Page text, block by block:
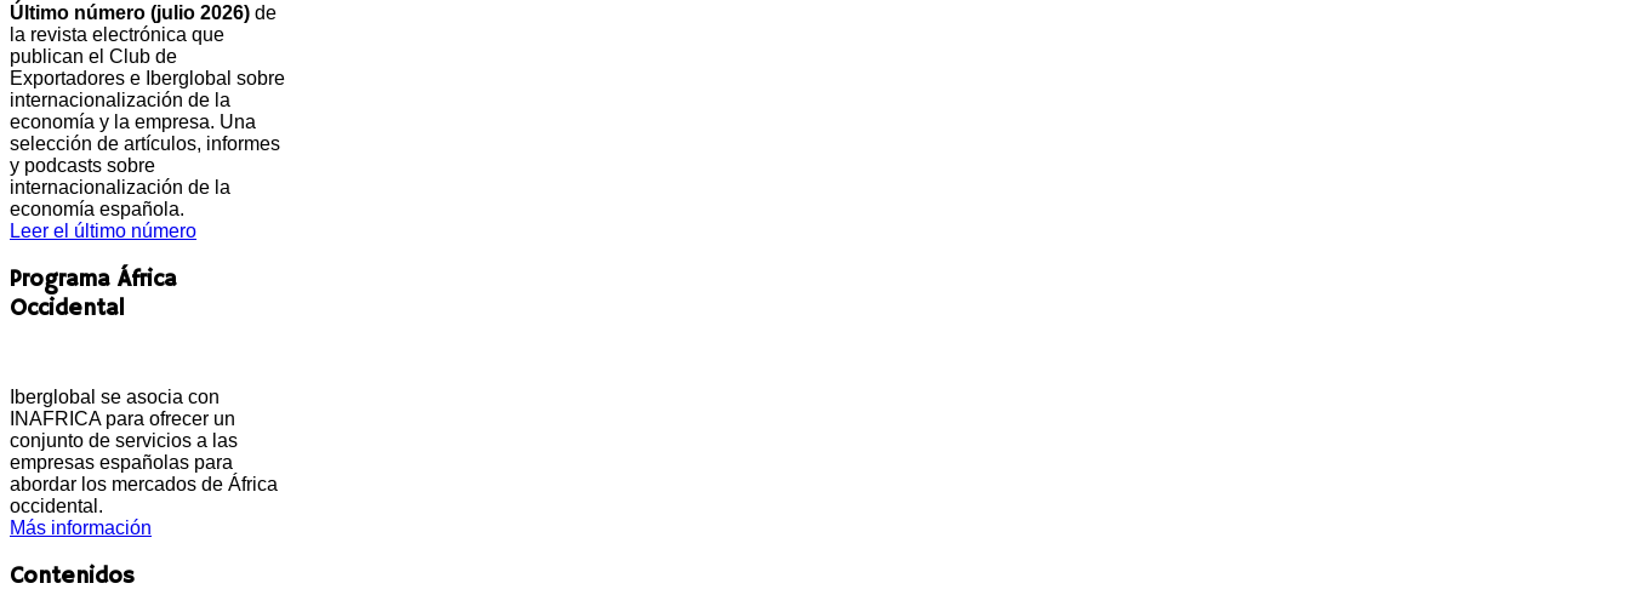
Último número (julio 2026) de
la revista electrónica que
publican el Club de
Exportadores e Iberglobal sobre
internacionalización de la
economía y la empresa. Una
selección de artículos, informes
y podcasts sobre
internacionalización de la
economía española.
Leer el último número
Programa África
Occidental
Iberglobal se asocia con
INAFRICA para ofrecer un
conjunto de servicios a las
empresas españolas para
abordar los mercados de África
occidental.
Más información
Contenidos